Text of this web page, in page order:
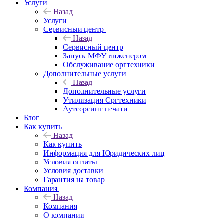
Услуги
Назад
Услуги
Сервисный центр
Назад
Сервисный центр
Запуск МФУ инженером
Обслуживание оргтехники
Дополнительные услуги
Назад
Дополнительные услуги
Утилизация Оргтехники
Аутсорсинг печати
Блог
Как купить
Назад
Как купить
Информация для Юридических лиц
Условия оплаты
Условия доставки
Гарантия на товар
Компания
Назад
Компания
О компании